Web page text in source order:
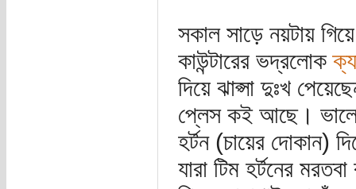
সকাল সাড়ে নয়টায়
কাউন্টারের ভদ্রলোক
দিয়ে ঝাপ্সা দুঃখ
প্লেস কই আছে। ভালো
হর্টন (চায়ের দোকান)
যারা টিম হর্টনের